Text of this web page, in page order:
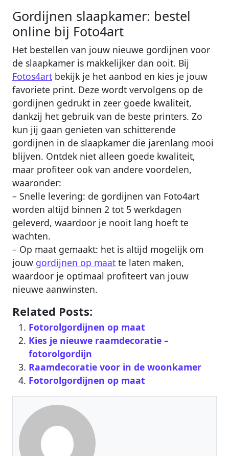
Gordijnen slaapkamer: bestel
online bij Foto4art
Het bestellen van jouw nieuwe gordijnen voor
de slaapkamer is makkelijker dan ooit. Bij
Fotos4art bekijk je het aanbod en kies je jouw
favoriete print. Deze wordt vervolgens op de
gordijnen gedrukt in zeer goede kwaliteit,
dankzij het gebruik van de beste printers. Zo
kun jij gaan genieten van schitterende
gordijnen in de slaapkamer die jarenlang mooi
blijven. Ontdek niet alleen goede kwaliteit,
maar profiteer ook van andere voordelen,
waaronder:
– Snelle levering: de gordijnen van Foto4art
worden altijd binnen 2 tot 5 werkdagen
geleverd, waardoor je nooit lang hoeft te
wachten.
– Op maat gemaakt: het is altijd mogelijk om
jouw gordijnen op maat te laten maken,
waardoor je optimaal profiteert van jouw
nieuwe aanwinsten.
Related Posts:
Fotorolgordijnen op maat
Kies je nieuwe raamdecoratie –
fotorolgordijn
Raamdecoratie voor in de woonkamer
Fotorolgordijnen op maat